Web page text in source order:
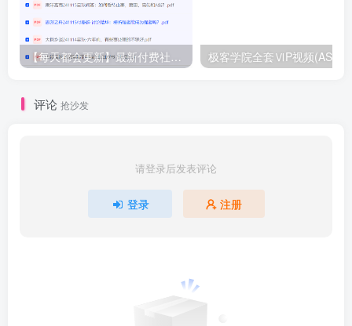
【每天都会更新】最新付费社群公众号文章 极客学院全套ⅥP视频(AS版)
评论 抢沙发
请登录后发表评论
登录 注册